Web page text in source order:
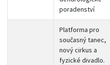
poradenství
Platforma pro
současný tanec,
nový cirkus a
fyzické divadlo.